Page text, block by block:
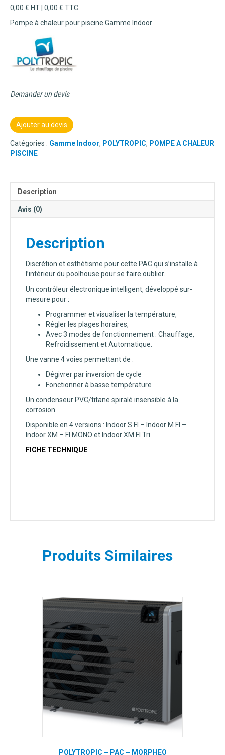
0,00 € HT | 0,00 € TTC
Pompe à chaleur pour piscine Gamme Indoor
Demander un devis
Ajouter au devis
Catégories : Gamme Indoor, POLYTROPIC, POMPE A CHALEUR
PISCINE
Description
Avis (0)
Description
Discrétion et esthétisme pour cette PAC qui s’installe à
l’intérieur du poolhouse pour se faire oublier.
Un contrôleur électronique intelligent, développé sur-
mesure pour :
Programmer et visualiser la température,
Régler les plages horaires,
Avec 3 modes de fonctionnement : Chauffage,
Refroidissement et Automatique.
Une vanne 4 voies permettant de :
Dégivrer par inversion de cycle
Fonctionner à basse température
Un condenseur PVC/titane spiralé insensible à la
corrosion.
Disponible en 4 versions : Indoor S FI – Indoor M FI –
Indoor XM – FI MONO et Indoor XM FI Tri
FICHE TECHNIQUE
Produits Similaires
POLYTROPIC – PAC – MORPHEO